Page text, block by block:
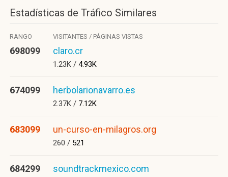
Estadísticas de Tráfico Similares
RANGO VISITANTES / PÁGINAS VISTAS
698099 claro.cr
1.23K / 4.93K
674099 herbolarionavarro.es
2.37K / 7.12K
683099 un-curso-en-milagros.org
260 / 521
684299 soundtrackmexico.com